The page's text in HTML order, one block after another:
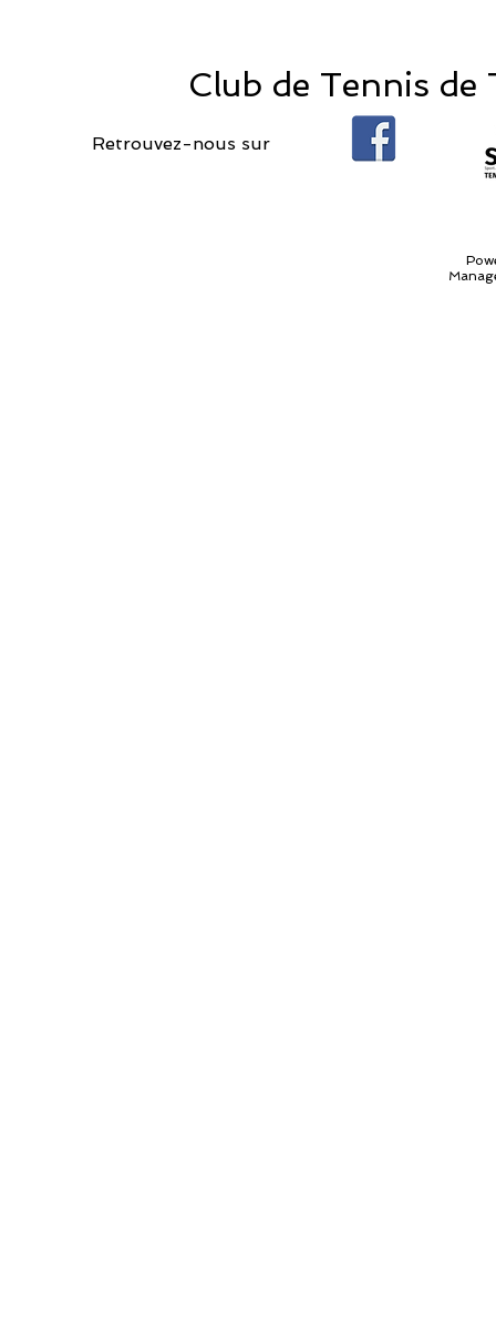
Retrouvez-nous sur
Club de Tennis de